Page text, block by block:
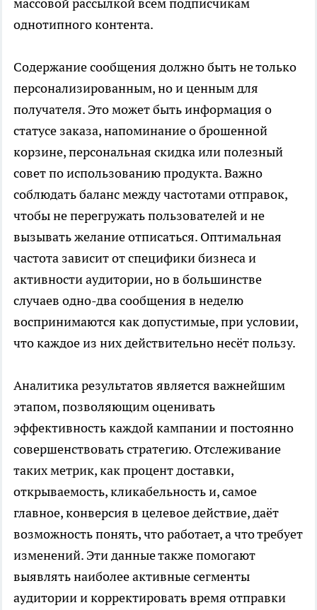
массовой рассылкой всем подписчикам
однотипного контента.
Содержание сообщения должно быть не только
персонализированным, но и ценным для
получателя. Это может быть информация о
статусе заказа, напоминание о брошенной
корзине, персональная скидка или полезный
совет по использованию продукта. Важно
соблюдать баланс между частотами отправок,
чтобы не перегружать пользователей и не
вызывать желание отписаться. Оптимальная
частота зависит от специфики бизнеса и
активности аудитории, но в большинстве
случаев одно-два сообщения в неделю
воспринимаются как допустимые, при условии,
что каждое из них действительно несёт пользу.
Аналитика результатов является важнейшим
этапом, позволяющим оценивать
эффективность каждой кампании и постоянно
совершенствовать стратегию. Отслеживание
таких метрик, как процент доставки,
открываемость, кликабельность и, самое
главное, конверсия в целевое действие, даёт
возможность понять, что работает, а что требует
изменений. Эти данные также помогают
выявлять наиболее активные сегменты
аудитории и корректировать время отправки